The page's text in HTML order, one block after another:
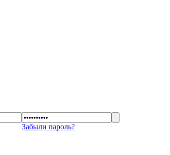
Забыли пароль?